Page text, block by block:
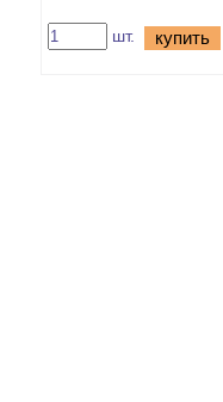
шт. купить